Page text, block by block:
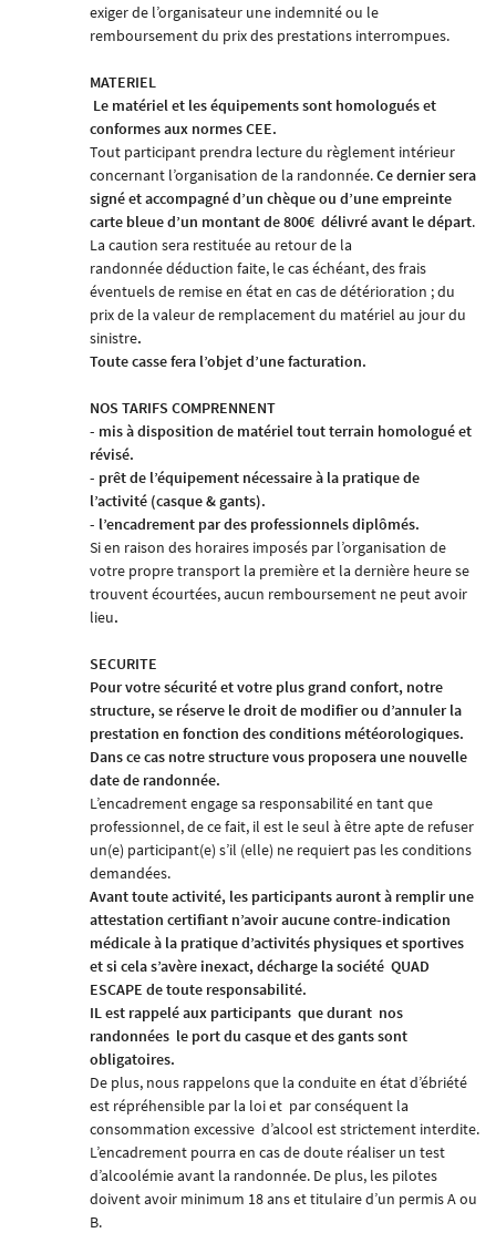
exiger de l’organisateur une indemnité ou le
remboursement du prix des prestations interrompues.
MATERIEL
Le matériel et les équipements sont homologués et
conformes aux normes CEE.
Tout participant prendra lecture du règlement intérieur
concernant l’organisation de la randonnée.Ce dernier sera
signé et accompagné d’un chèque ou d’une empreinte
carte bleue d’un montant de 800€ délivré avant le départ.
La caution sera restituée au retour de la
randonnéedéduction faite, le cas échéant, des frais
éventuels de remise en état en cas de détérioration ; du
prix de la valeur de remplacement du matériel au jour du
sinistre.
Toute casse fera l’objet d’une facturation.
NOS TARIFS COMPRENNENT
- mis à disposition de matériel tout terrain homologué et
révisé.
- prêt de l’équipement nécessaire à la pratique de
l’activité (casque & gants).
- l’encadrement par des professionnels diplômés.
Si en raison des horaires imposés par l’organisation de
votrepropretransport la première et la dernière heure se
trouvent écourtées, aucun remboursement ne peut avoir
lieu.
SECURITE
Pour votre sécurité et votre plus grand confort, notre
structure, se réserve le droit de modifier ou d’annuler la
prestation en fonction des conditions météorologiques.
Dans ce cas notre structure vous proposera une nouvelle
date de randonnée.
L’encadrement engage sa responsabilité en tant que
professionnel, de ce fait, il est le seul à être apte de refuser
un(e) participant(e) s’il (elle) ne requiert pas les conditions
demandées.
Avant toute activité, les participants auront à remplir une
attestation certifiant n’avoir aucune contre-indication
médicale à la pratique d’activités physiques et sportives
et si cela s’avère inexact, décharge la société QUAD
ESCAPE de toute responsabilité.
IL est rappelé aux participants que durant nos
randonnées le port du casque et des gants sont
obligatoires.
De plus, nous rappelons que la conduite en état d’ébriété
est répréhensible par la loi et par conséquent la
consommation excessive d’alcool est strictement interdite.
L’encadrement pourra en cas de doute réaliser un test
d’alcoolémie avant la randonnée. De plus, les pilotes
doivent avoir minimum 18 ans et titulaire d’un permis A ou
B.